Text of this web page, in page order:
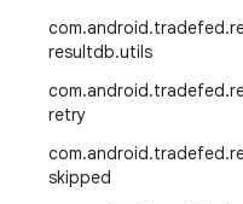
com.android.tradefed.
resultdb.utils
com.android.tradefed.
retry
com.android.tradefed.
skipped
DERLEME
Android kod deposu